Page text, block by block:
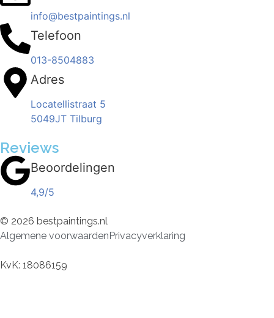
info@bestpaintings.nl
Telefoon
013-8504883
Adres
Locatellistraat 5
5049JT Tilburg
Reviews
Beoordelingen
4,9/5
© 2026 bestpaintings.nl
Algemene voorwaardenPrivacyverklaring
KvK: 18086159